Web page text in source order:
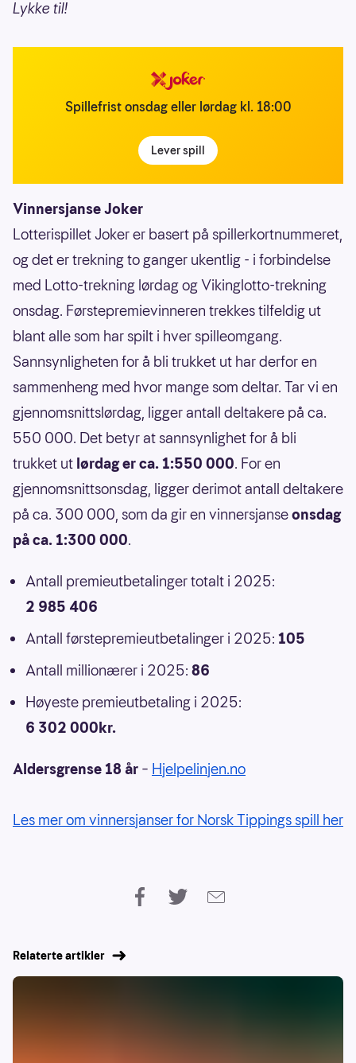
Lykke til!
Spillefrist onsdag eller lørdag kl. 18:00
Lever spill
Vinnersjanse Joker
Lotterispillet Joker er basert på spillerkortnummeret,
og det er trekning to ganger ukentlig - i forbindelse
med Lotto-trekning lørdag og Vikinglotto-trekning
onsdag. Førstepremievinneren trekkes tilfeldig ut
blant alle som har spilt i hver spilleomgang.
Sannsynligheten for å bli trukket ut har derfor en
sammenheng med hvor mange som deltar. Tar vi en
gjennomsnittslørdag, ligger antall deltakere på ca.
550 000. Det betyr at sannsynlighet for å bli
trukket ut lørdag er ca. 1:550 000. For en
gjennomsnittsonsdag, ligger derimot antall deltakere
på ca. 300 000, som da gir en vinnersjanseonsdag
på ca. 1:300 000.
Antall premieutbetalinger totalt i 2025:
2 985 406
Antall førstepremieutbetalinger i 2025: 105
Antall millionærer i 2025: 86
Høyeste premieutbetaling i 2025:
6 302 000kr.
Aldersgrense 18 år – Hjelpelinjen.no
Les mer om vinnersjanser for Norsk Tippings spill her
Relaterte artikler